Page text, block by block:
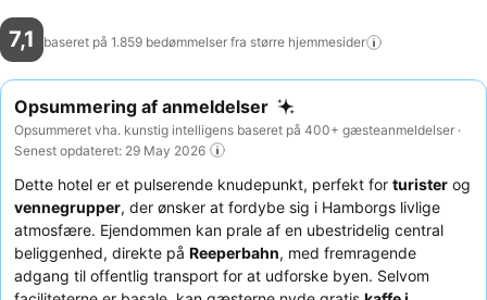
7,1 baseret på 1.859 bedømmelser fra større hjemmesider
Opsummering af anmeldelser
Opsummeret vha. kunstig intelligens baseret på 400+ gæsteanmeldelser ·
Senest opdateret: 29 May 2026
Dette hotel er et pulserende knudepunkt, perfekt for turister og
vennegrupper, der ønsker at fordybe sig i Hamborgs livlige
atmosfære. Ejendommen kan prale af en ubestridelig central
beliggenhed, direkte på Reeperbahn, med fremragende
adgang til offentlig transport for at udforske byen. Selvom